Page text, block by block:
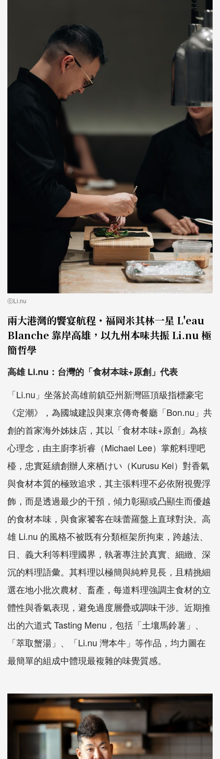
ⓒLi.nu
兩大港灣的饗宴航程・福岡米其林一星 L'eau
Blanche 靠岸高雄，以九州本味共振 Li.nu 極
簡哲學
高雄 Li.nu：台灣的「食材本味+原創」代表
「Li.nu」坐落於高雄前鎮亞州新灣區頂級指標豪宅
《定潮》，為國城建設與東京傳奇餐廳「Bon.nu」共
創的首家海外姊妹店，其以「食材本味+原創」為核
心理念，由主廚李祈睿（Michael Lee）掌舵料理吧
檯，忠實延續創辦人來栖けい（Kurusu Kei）對香氣
與食材本質的極致追求，其主張料理不必依附視覺浮
飾，而是透過最少的干預，傾力彰顯或凸顯生而優越
的食材本味，與食家饕客在味蕾羅盤上直球對決。高
雄 Li.nu 的風格不被既有分類框架所拘束，跨越法、
日、義大利等料理國界，執著專注於真實、細緻、深
沉的料理語彙。其料理以極簡與純粹見長，且精挑細
選在地小批次農材、畜產，每道料理強調主食材的立
體性與香氣表現，避免過度層疊或調味干涉。近期推
出的六道式 Tasting Menu，包括「土壤馬鈴薯」、
「萃取蟹湯」、「Li.nu 灣本牛」等作品，均力圖在
最簡單的組成中體現最複雜的味覺質感。